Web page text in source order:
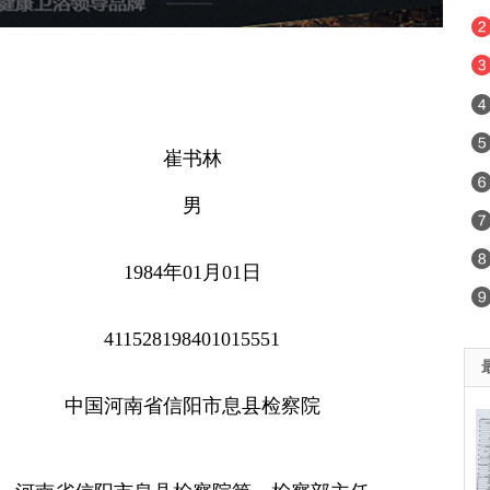
崔书林
男
1984年01月01日
411528198401015551
中国河南省信阳市息县检察院